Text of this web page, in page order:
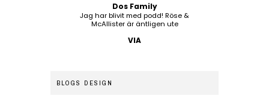
Dos Family
Jag har blivit med podd! Röse &
McAllister är äntligen ute
VIA
BLOGS DESIGN